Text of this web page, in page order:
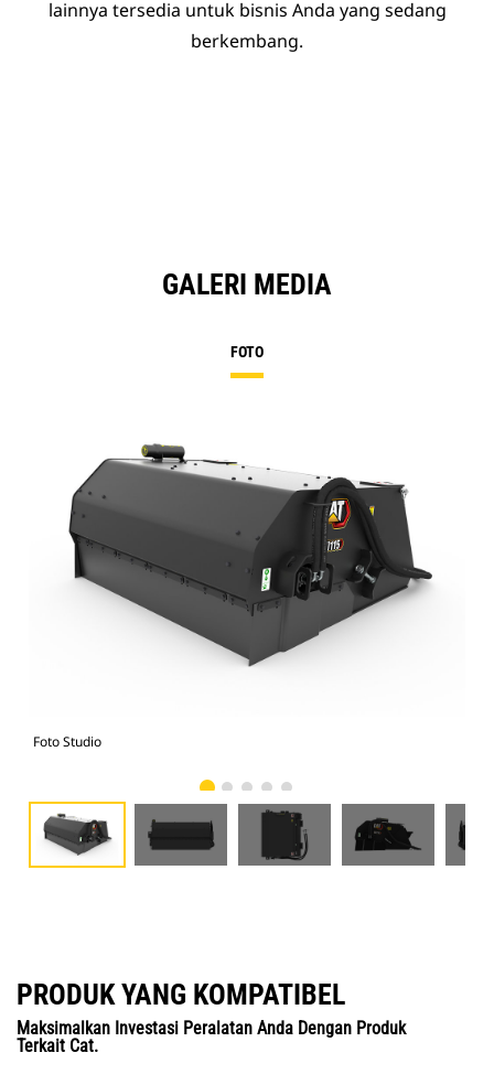
lainnya tersedia untuk bisnis Anda yang sedang
berkembang.
GALERI MEDIA
FOTO
Foto Studio
PRODUK YANG KOMPATIBEL
Maksimalkan Investasi Peralatan Anda Dengan Produk
Terkait Cat.